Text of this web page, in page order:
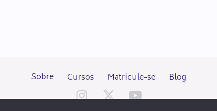
Sobre Cursos Matricule-se Blog